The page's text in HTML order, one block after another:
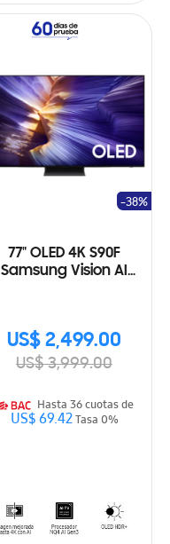
77" OLED 4K S90F
Samsung Vision AI
US$ 2,499.00
US$ 3,999.00
-38%
Hasta 36 cuotas de
US$ 69.42Tasa 0%